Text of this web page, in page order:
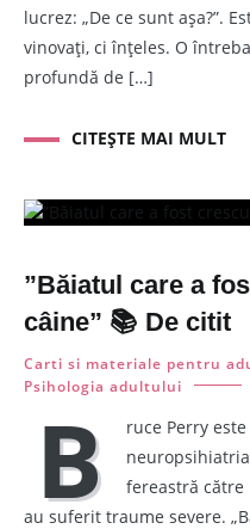
lucrez: „De ce sunt așa?”.
vinovați, ci înțeles. O
profundă de […]
CITEȘTE MAI MULT
”Băiatul care a
câine” 📚 De citit
Carti si materiale pentru
Psihologia adultului
B
ruce Perry
fereastră
au suferit traume severe.